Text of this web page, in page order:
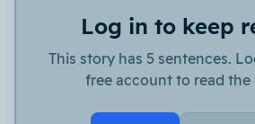
Log in to keep
This story has 5 sentences.
free account to read the